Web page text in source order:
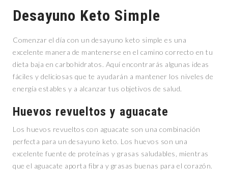
Desayuno Keto Simple
Comenzar el día con un desayuno keto simple es una
excelente manera de mantenerse en el camino correcto en tu
dieta baja en carbohidratos. Aquí encontrarás algunas ideas
fáciles y deliciosas que te ayudarán a mantener los niveles de
energía estables y a alcanzar tus objetivos de salud.
Huevos revueltos y aguacate
Los huevos revueltos con aguacate son una combinación
perfecta para un desayuno keto. Los huevos son una
excelente fuente de proteínas y grasas saludables, mientras
que el aguacate aporta fibra y grasas buenas para el corazón.